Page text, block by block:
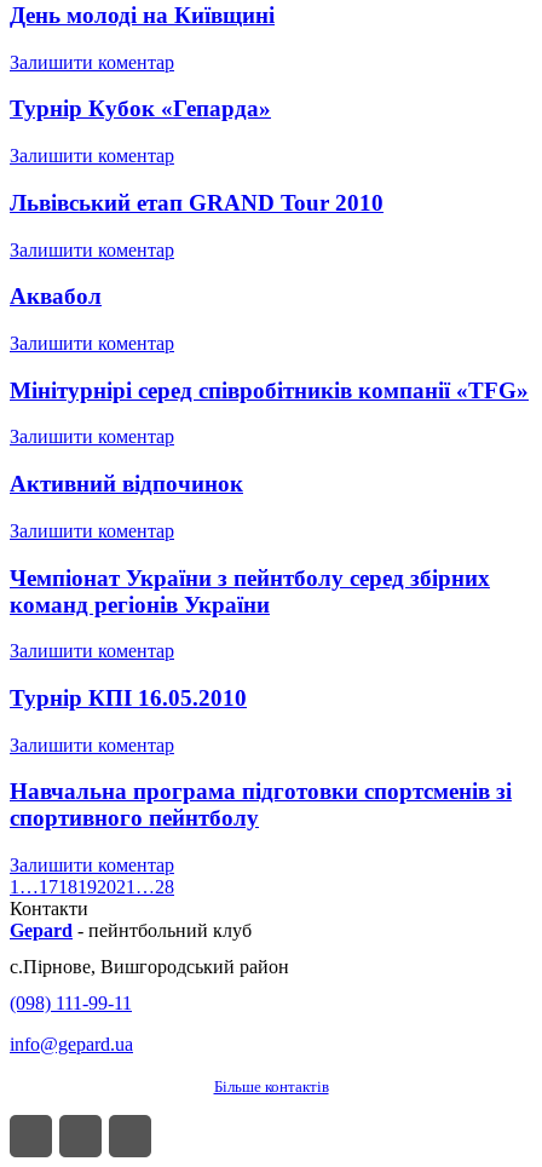
День молоді на Київщині
Залишити коментар
Турнір Кубок «Гепарда»
Залишити коментар
Львівський етап GRAND Tour 2010
Залишити коментар
Аквабол
Залишити коментар
Мінітурнірі серед співробітників компанії «TFG»
Залишити коментар
Активний відпочинок
Залишити коментар
Чемпіонат України з пейнтболу серед збірних
команд регіонів України
Залишити коментар
Турнір КПІ 16.05.2010
Залишити коментар
Навчальна програма підготовки спортсменів зі
спортивного пейнтболу
Залишити коментар
1 …1718192021 …28
Контакти
Gepard - пейнтбольний клуб
с.Пірнове, Вишгородський район
(098) 111-99-11
info@gepard.ua
Більше контактів